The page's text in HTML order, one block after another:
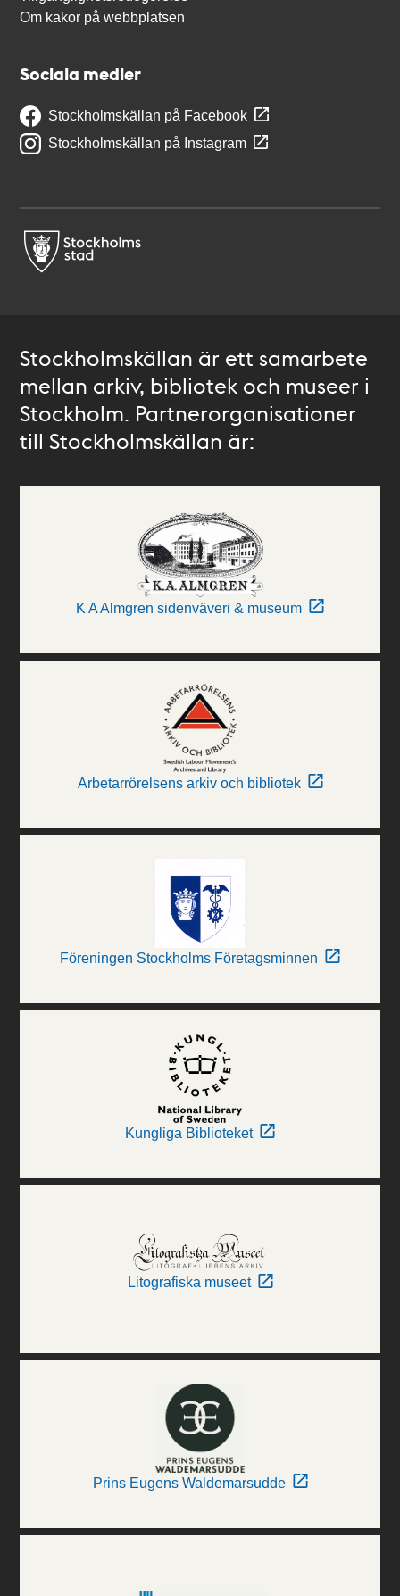
Om kakor på webbplatsen
Sociala medier
Stockholmskällan på Facebook
Stockholmskällan på Instagram
Stockholmskällan är ett samarbete
mellan arkiv, bibliotek och museer i
Stockholm. Partnerorganisationer
till Stockholmskällan är:
K A Almgren sidenväveri & museum
Arbetarrörelsens arkiv och bibliotek
Föreningen Stockholms Företagsminnen
Kungliga Biblioteket
Litografiska museet
Prins Eugens Waldemarsudde